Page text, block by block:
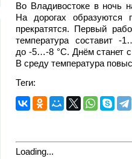
Во Владивостоке в ночь
На дорогах образуются
прекратятся. Первый
температура составит -
до -5…-8 °C. Днём станет
В среду температура
Теги:
Loading...